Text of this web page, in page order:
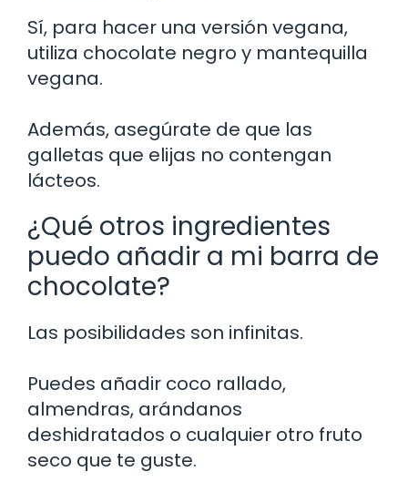
Sí, para hacer una versión vegana,
utiliza chocolate negro y mantequilla
vegana.
Además, asegúrate de que las
galletas que elijas no contengan
lácteos.
¿Qué otros ingredientes
puedo añadir a mi barra de
chocolate?
Las posibilidades son infinitas.
Puedes añadir coco rallado,
almendras, arándanos
deshidratados o cualquier otro fruto
seco que te guste.